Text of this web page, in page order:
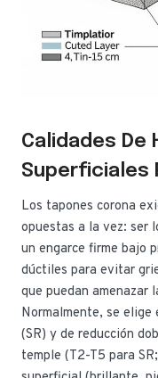
Calidades De
Superficiales
Los tapones corona
opuestas a la vez: ser
un engarce firme bajo
dúctiles para evitar
que puedan amenazar
Normalmente, se
(SR) y de reducción
temple (T2-T5 para